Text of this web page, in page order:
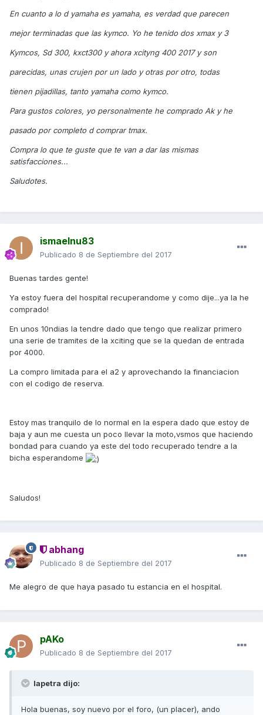
En cuanto a lo d yamaha es yamaha, es verdad que parecen
mejor terminadas que las kymco. Yo he tenido dos xmax y 3
Kymcos, Sd 300, kxct300 y ahora xcityng 400 2017 y son
parecidas, unas crujen por un lado y otras por otro, todas
tienen pijadillas, tanto yamaha como kymco.
Para gustos colores, yo personalmente he comprado Ak y he
pasado por completo d comprar tmax.
Compra lo que te guste que te van a dar las mismas
satisfacciones...
Saludotes.
ismaelnu83
Publicado 8 de Septiembre del 2017
Buenas tardes gente!
Ya estoy fuera del hospital recuperandome y como dije...ya la he
comprado!
En unos 10ndias la tendre dado que tengo que realizar primero
una serie de tramites de la xciting que se la quedan de entrada
por 4000.
La compro limitada para el a2 y aprovechando la financiacion
con el codigo de reserva.
Estoy mas tranquilo de lo normal en la espera dado que estoy de
baja y aun me cuesta un poco llevar la moto,vsmos que haciendo
bondad para cuando ya este del todo recuperado tendre a la
bicha esperandome
Saludos!
abhang
Publicado 8 de Septiembre del 2017
Me alegro de que haya pasado tu estancia en el hospital.
pAKo
Publicado 8 de Septiembre del 2017
lapetra dijo:
Hola buenas, soy nuevo por el foro, (un placer), ando